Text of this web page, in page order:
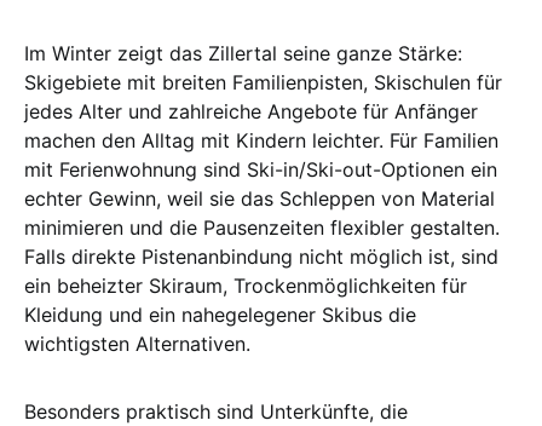
Im Winter zeigt das Zillertal seine ganze Stärke:
Skigebiete mit breiten Familienpisten, Skischulen für
jedes Alter und zahlreiche Angebote für Anfänger
machen den Alltag mit Kindern leichter. Für Familien
mit Ferienwohnung sind Ski-in/Ski-out-Optionen ein
echter Gewinn, weil sie das Schleppen von Material
minimieren und die Pausenzeiten flexibler gestalten.
Falls direkte Pistenanbindung nicht möglich ist, sind
ein beheizter Skiraum, Trockenmöglichkeiten für
Kleidung und ein nahegelegener Skibus die
wichtigsten Alternativen.
Besonders praktisch sind Unterkünfte, die